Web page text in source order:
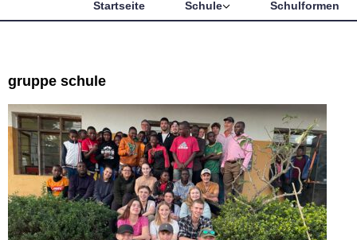
Startseite Schule Schulformen
gruppe schule